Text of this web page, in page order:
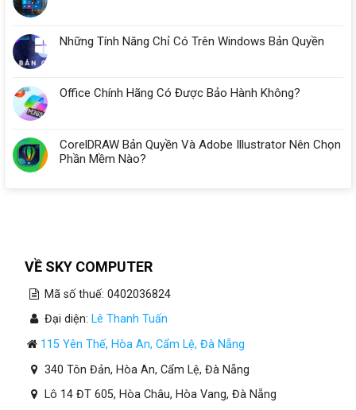
Những Tính Năng Chỉ Có Trên Windows Bản Quyền
Office Chính Hãng Có Được Bảo Hành Không?
CorelDRAW Bản Quyền Và Adobe Illustrator Nên Chọn
Phần Mềm Nào?
VỀ SKY COMPUTER
Mã số thuế: 0402036824
Đại diện: Lê Thanh Tuấn
115 Yên Thế, Hòa An, Cẩm Lệ, Đà Nẵng
340 Tôn Đản, Hòa An, Cẩm Lệ, Đà Nẵng
Lô 14 ĐT 605, Hòa Châu, Hòa Vang, Đà Nẵng